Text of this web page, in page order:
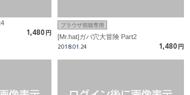
1,480 円
ブラウザ視聴専用
[Mr.hat]ガバ穴大冒険 Part2
2018.01.24 1,480 円